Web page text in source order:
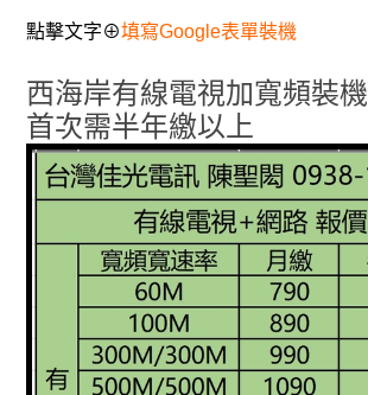
點擊文字⊕填寫Google表單裝機
西海岸有線電視加寬頻裝機
首次需半年繳以上